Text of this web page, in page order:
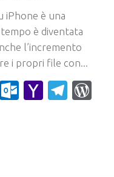
iPhone è una
è diventata
l’incremento
i propri file con...
Gmail Yahoo